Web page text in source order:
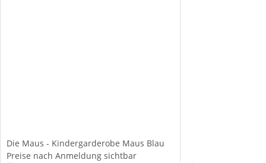
Die Maus - Kindergarderobe Maus Blau
Preise nach Anmeldung sichtbar